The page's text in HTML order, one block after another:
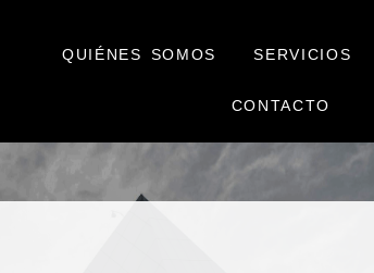
QUIÉNES SOMOS SERVICIOS
CONTACTO